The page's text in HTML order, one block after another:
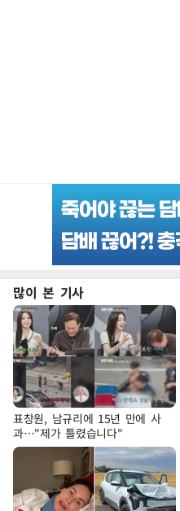
많이 본 기사
표창원, 남규리에 15년 만에 사
과…"제가 틀렸습니다"